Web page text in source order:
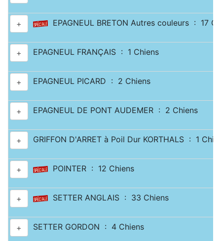
+ EPAGNEUL BRETON Autres couleurs : 17
+ EPAGNEUL FRANÇAIS : 1 Chiens
+ EPAGNEUL PICARD : 2 Chiens
+ EPAGNEUL DE PONT AUDEMER : 2 Chiens
+ GRIFFON D'ARRET à Poil Dur KORTHALS : 1
+ POINTER : 12 Chiens
+ SETTER ANGLAIS : 33 Chiens
+ SETTER GORDON : 4 Chiens